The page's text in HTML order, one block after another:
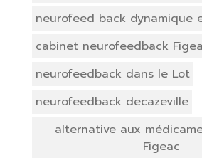
neurofeed back dynamique
cabinet neurofeedback
neurofeedback dans le Lot
neurofeedback decazeville
alternative aux
Figeac